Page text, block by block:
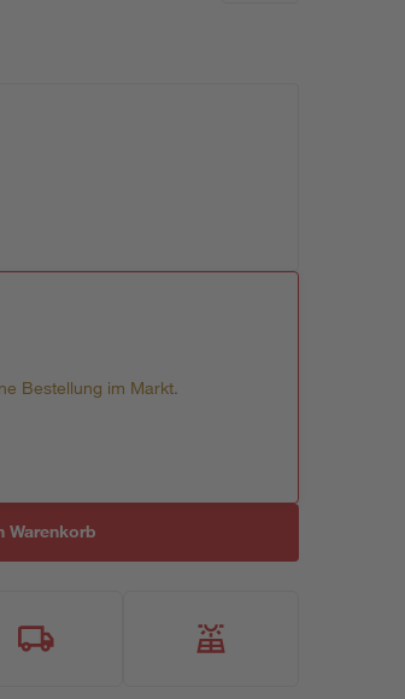
Bestellung im Markt.
Warenkorb